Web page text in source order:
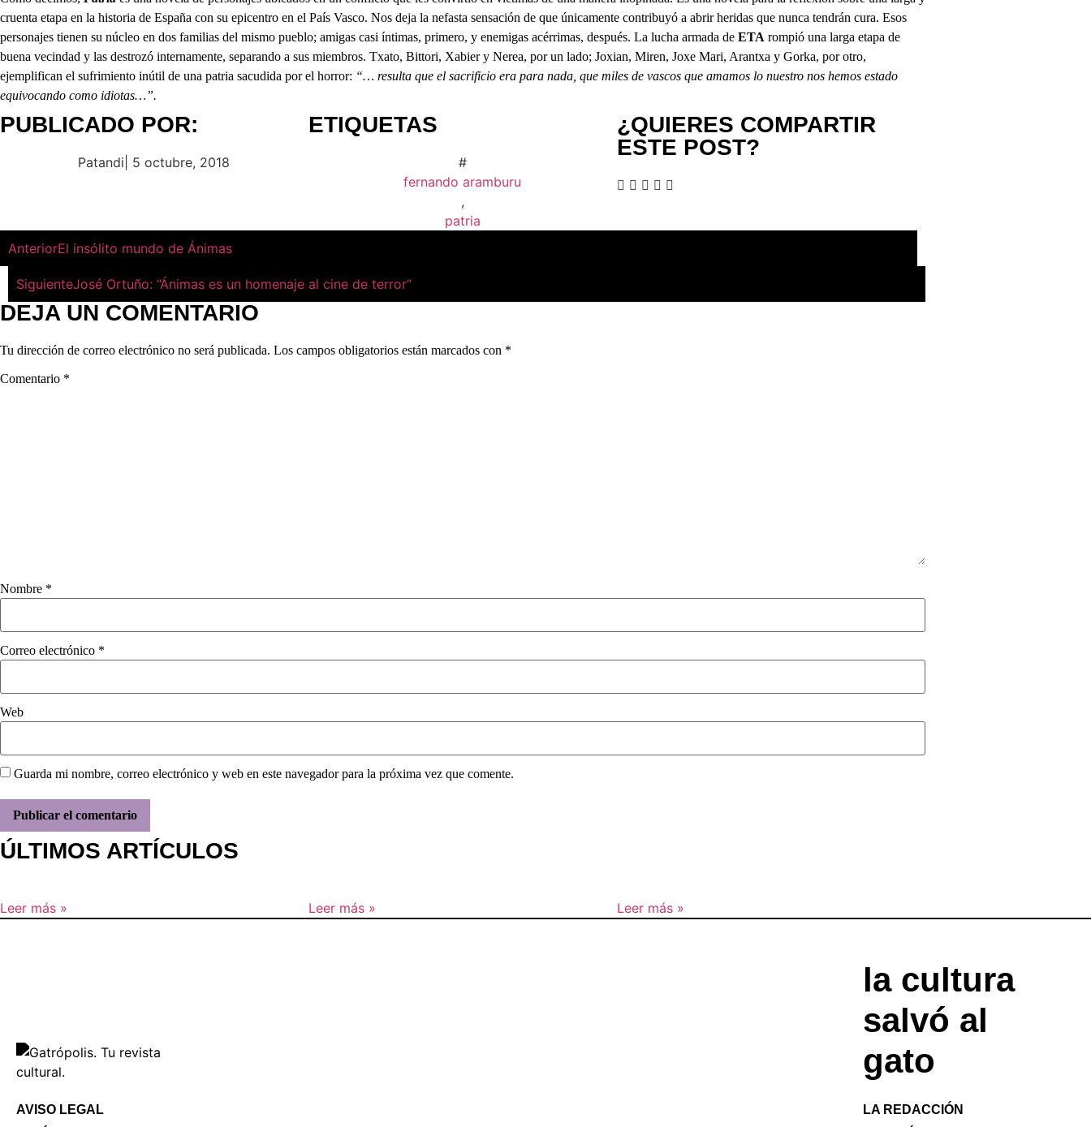
cruenta etapa en la historia de España con su epicentro en el País Vasco. Nos deja la nefasta sensación de que únicamente contribuyó a abrir heridas que nunca tendrán cura. Esos
personajes tienen su núcleo en dos familias del mismo pueblo; amigas casi íntimas, primero, y enemigas acérrimas, después. La lucha armada de ETA rompió una larga etapa de
buena vecindad y las destrozó internamente, separando a sus miembros. Txato, Bittori, Xabier y Nerea, por un lado; Joxian, Miren, Joxe Mari, Arantxa y Gorka, por otro,
ejemplifican el sufrimiento inútil de una patria sacudida por el horror: “… resulta que el sacrificio era para nada, que miles de vascos que amamos lo nuestro nos hemos estado
equivocando como idiotas…”.
PUBLICADO POR:
Patandi 5 octubre, 2018
ETIQUETAS
#
fernando aramburu
,
patria
¿QUIERES COMPARTIR
ESTE POST?
AnteriorEl insólito mundo de Ánimas
SiguienteJosé Ortuño: “Ánimas es un homenaje al cine de terror”
DEJA UN COMENTARIO
Tu dirección de correo electrónico no será publicada. Los campos obligatorios están marcados con *
Comentario *
Nombre *
Correo electrónico *
Web
Guarda mi nombre, correo electrónico y web en este navegador para la próxima vez que comente.
ÚLTIMOS ARTÍCULOS
Leer más » Leer más » Leer más »
AVISO LEGAL
la cultura
salvó al
gato
LA REDACCIÓN